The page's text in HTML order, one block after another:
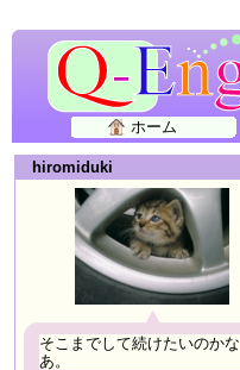
ホーム
hiromiduki
そこまでして続けたいのかな
あ。